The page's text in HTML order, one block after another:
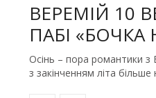
ВЕРЕМІЙ 10
ПАБІ
Осінь – пора романтики з
з закінченням літа